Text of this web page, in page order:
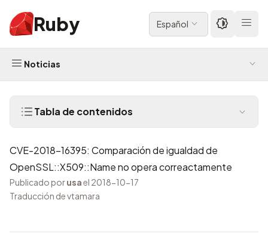
Ruby Español
Noticias
Tabla de contenidos
CVE-2018-16395: Comparación de igualdad de
OpenSSL::X509::Name no opera correactamente
Publicado porusael 2018-10-17
Traducción de vtamara